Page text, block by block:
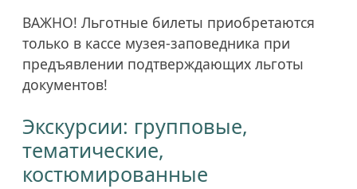
ВАЖНО! Льготные билеты приобретаются
только в кассе музея-заповедника при
предъявлении подтверждающих льготы
документов!
Экскурсии: групповые,
тематические,
костюмированные